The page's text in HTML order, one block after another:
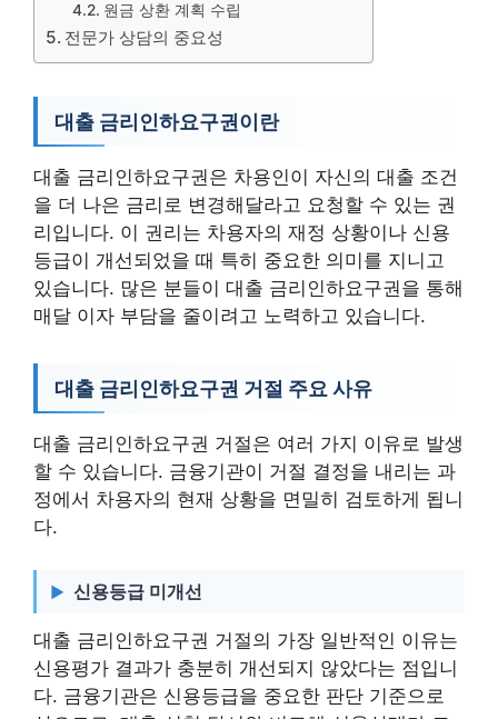
원금 상환 계획 수립
전문가 상담의 중요성
대출 금리인하요구권이란
대출 금리인하요구권은 차용인이 자신의 대출 조건
을 더 나은 금리로 변경해달라고 요청할 수 있는 권
리입니다. 이 권리는 차용자의 재정 상황이나 신용
등급이 개선되었을 때 특히 중요한 의미를 지니고
있습니다. 많은 분들이 대출 금리인하요구권을 통해
매달 이자 부담을 줄이려고 노력하고 있습니다.
대출 금리인하요구권 거절 주요 사유
대출 금리인하요구권 거절은 여러 가지 이유로 발생
할 수 있습니다. 금융기관이 거절 결정을 내리는 과
정에서 차용자의 현재 상황을 면밀히 검토하게 됩니
다.
신용등급 미개선
대출 금리인하요구권 거절의 가장 일반적인 이유는
신용평가 결과가 충분히 개선되지 않았다는 점입니
다. 금융기관은 신용등급을 중요한 판단 기준으로